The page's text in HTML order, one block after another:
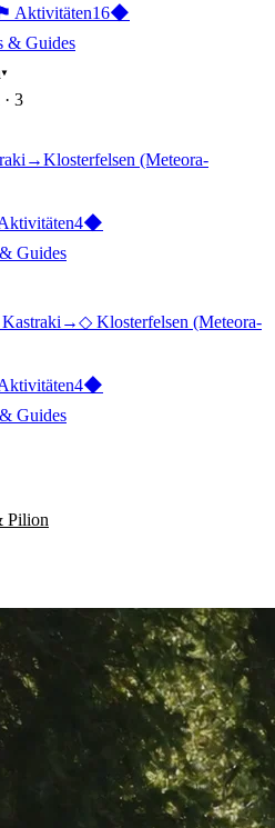
Aktivitäten16◆
& Guides
▾
· 3
→Klosterfelsen (Meteora-
4◆
Guides
Kastraki →◇ Klosterfelsen (Meteora-
4◆
Guides
Pilion